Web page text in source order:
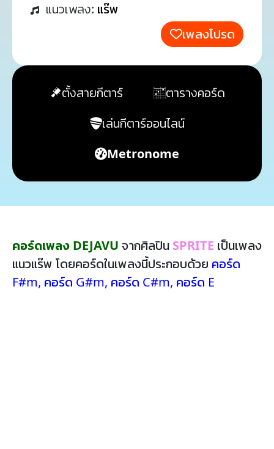
แนวเพลง: แร๊พ
เพลงโปรด
ตั้งสายกีตาร์
ตารางคอร์ด
เล่นกีตาร์ออนไลน์
Metronome
คอร์ดเพลง DEJAVU จากศิลปิน SPRITE เป็นเพลง
แนวแร๊พ โดยคอร์ดในเพลงนี้ประกอบด้วย คอร์ด
F#m, คอร์ด G#m, คอร์ด C#m, คอร์ด E